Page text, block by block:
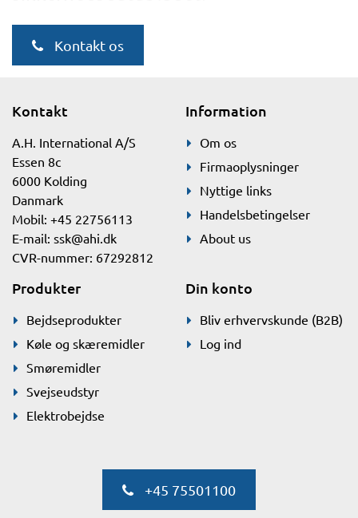
Kontakt os
Kontakt
A.H. International A/S
Essen 8c
6000 Kolding
Danmark
Mobil: +45 22756113
E-mail: ssk@ahi.dk
CVR-nummer: 67292812
Information
Om os
Firmaoplysninger
Nyttige links
Handelsbetingelser
About us
Produkter
Bejdseprodukter
Køle og skæremidler
Smøremidler
Svejseudstyr
Elektrobejdse
Din konto
Bliv erhvervskunde (B2B)
Log ind
+45 75501100